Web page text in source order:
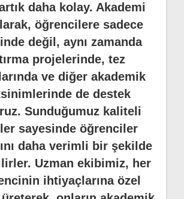
daha kolay. Akademi
öğrencilere sadece
değil, aynı zamanda
projelerinde, tez
ve diğer akademik
de destek
Sunduğumuz kaliteli
sayesinde öğrenciler
daha verimli bir şekilde
Uzman ekibimiz, her
ihtiyaçlarına özel